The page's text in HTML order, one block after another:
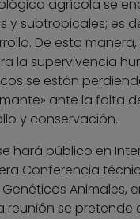
agrícola se
y subtropicales; es
De esta
la supervivencia
se están
ante la falta
y conservación.
hará público en
Conferencia
Animales,
reunión se